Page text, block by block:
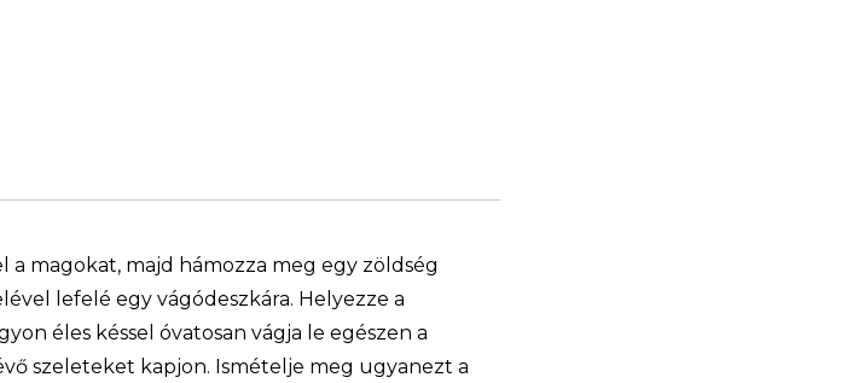
a magokat, majd hámozza meg egy zöldség
lefelé egy vágódeszkára. Helyezze a
éles késsel óvatosan vágja le egészen a
szeleteket kapjon. Ismételje meg ugyanezt a